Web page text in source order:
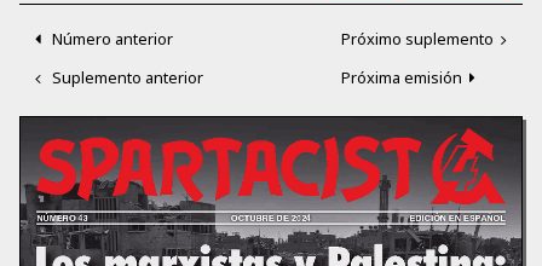
Número anterior
Suplemento anterior
Próximo suplemento
Próxima emisión